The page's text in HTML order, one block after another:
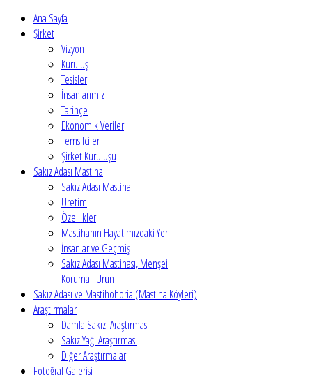
Ana Sayfa
Şirket
Vizyon
Kuruluş
Tesisler
İnsanlarımız
Tarihçe
Ekonomik Veriler
Temsilciler
Şirket Kuruluşu
Sakız Adası Mastiha
Sakız Adası Mastiha
Üretim
Özellikler
Mastihanın Hayatımızdaki Yeri
İnsanlar ve Geçmiş
Sakız Adası Mastihası, Menşei
Korumalı Ürün
Sakız Adası ve Mastihohoria (Mastiha Köyleri)
Araştırmalar
Damla Sakızı Araştırması
Sakız Yağı Araştırması
Diğer Araştırmalar
Fotoğraf Galerisi